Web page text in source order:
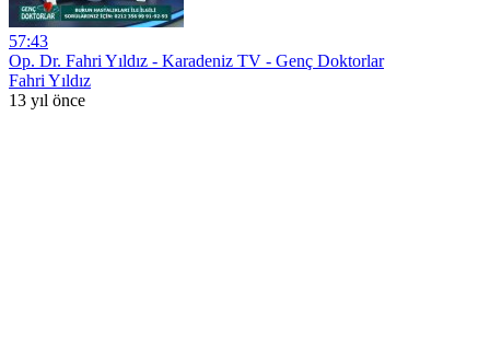
57:43
Op. Dr. Fahri Yıldız - Karadeniz TV - Genç Doktorlar
Fahri Yıldız
13 yıl önce